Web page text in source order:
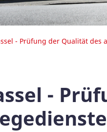
- Prüfung der Qualität des
-